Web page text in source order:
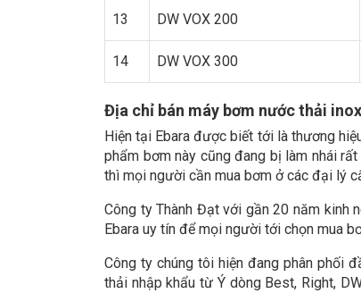
13 DW VOX 200
14 DW VOX 300
Địa chỉ bán máy bơm nước thải
Hiện tại Ebara được biết tới là thương
phẩm bơm này cũng đang bị làm nhái
thì mọi người cần mua bơm ở các đại lý
Công ty Thành Đạt với gần 20 năm kinh
Ebara uy tín để mọi người tới chọn mua
Công ty chúng tôi hiện đang phân phối
thải nhập khẩu từ Ý dòng Best, Right,